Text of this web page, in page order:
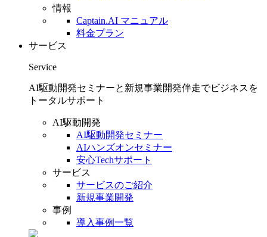
情報
Captain.AI マニュアル
料金プラン
サービス
Service
AI駆動開発セミナーと新規事業開発伴走でビジネスを
トータルサポート
AI駆動開発
AI駆動開発セミナー
AIハンズオンセミナー
安心Techサポート
サービス
サービスのご紹介
新規事業開発
事例
導入事例一覧